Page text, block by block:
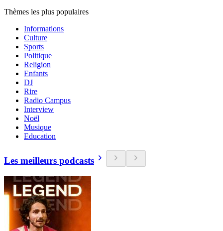
Thèmes les plus populaires
Informations
Culture
Sports
Politique
Religion
Enfants
DJ
Rire
Radio Campus
Interview
Noël
Musique
Education
Les meilleurs podcasts